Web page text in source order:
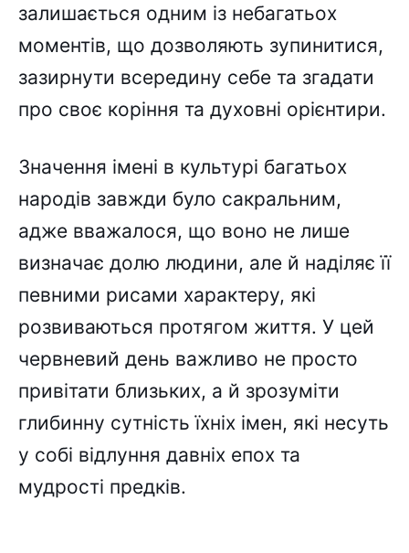
залишається одним із небагатьох
моментів, що дозволяють зупинитися,
зазирнути всередину себе та згадати
про своє коріння та духовні орієнтири.
Значення імені в культурі багатьох
народів завжди було сакральним,
адже вважалося, що воно не лише
визначає долю людини, але й наділяє її
певними рисами характеру, які
розвиваються протягом життя. У цей
червневий день важливо не просто
привітати близьких, а й зрозуміти
глибинну сутність їхніх імен, які несуть
у собі відлуння давніх епох та
мудрості предків.